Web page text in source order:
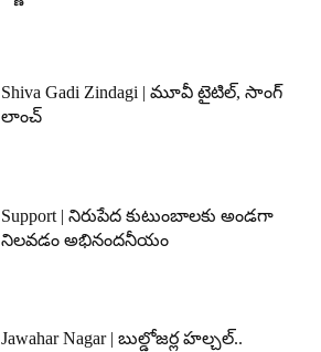
Shiva Gadi Zindagi | మూవీ టైటిల్, సాంగ్
లాంచ్
Support | నిరుపేద కుటుంబాలకు అండగా
నిలవడం అభినందనీయం
Jawahar Nagar | బుల్డోజర్ల హల్చల్..